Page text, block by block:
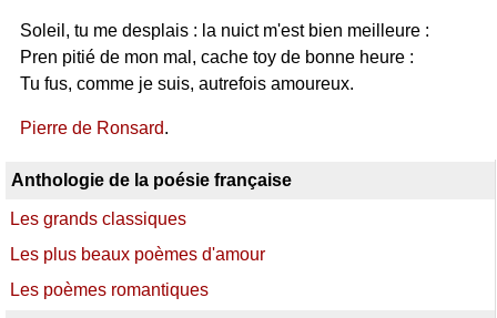
Soleil, tu me desplais : la nuict m'est bien meilleure :
Pren pitié de mon mal, cache toy de bonne heure :
Tu fus, comme je suis, autrefois amoureux.
Pierre de Ronsard.
Anthologie de la poésie française
Les grands classiques
Les plus beaux poèmes d'amour
Les poèmes romantiques